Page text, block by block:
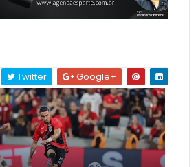
Twitter Google+